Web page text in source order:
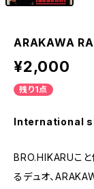
ARAKAWA
¥2,000
残り1点
International
BRO.HIKARUこ
るデュオ、